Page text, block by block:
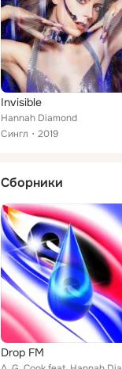
Invisible
Hannah Diamond
Сингл
2019
Сборники
Drop FM